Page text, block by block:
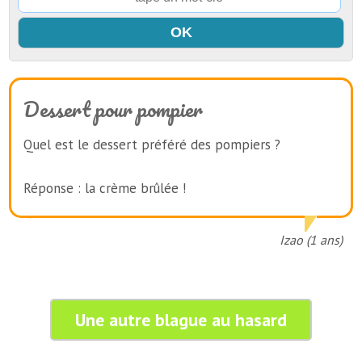
Dessert pour pompier
Quel est le dessert préféré des pompiers ?
Réponse : la crème brûlée !
Izao (1 ans)
Une autre blague au hasard